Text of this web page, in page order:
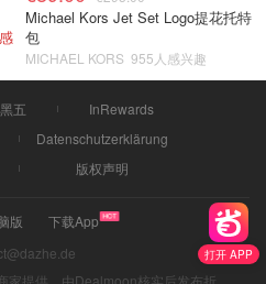
打开 APP
Michael Kors Jet Set Logo提花托特
包
MICHAEL KORS 955人感兴趣
黑五
InRewards
Datenschutzerklärung
版权声明
版
下载App
家提供，由Dealmoon核实后发布折